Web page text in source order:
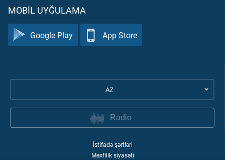
MOBIL UYĞULAMA
Google Play App Store
AZ
Radio
İstifadə şərtləri
Məxfilik siyasəti